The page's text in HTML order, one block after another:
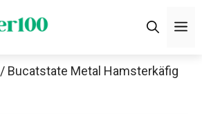
/ Bucatstate Metal Hamsterkäfig